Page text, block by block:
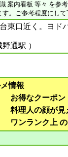
案内看板 等々 を参
す。ご参考程度にし
東口近く。ヨド
通駅 ）
情報
お得なクーポ
料理人の顔が
ワンランク上